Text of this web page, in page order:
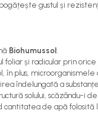
gustul și
Biohumussol :
și radicular prin
în plus,
îndelungată a
solului, scăzându-i
de apă folosită la